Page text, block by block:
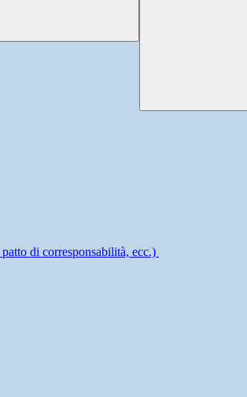
di corresponsabilità, ecc.)